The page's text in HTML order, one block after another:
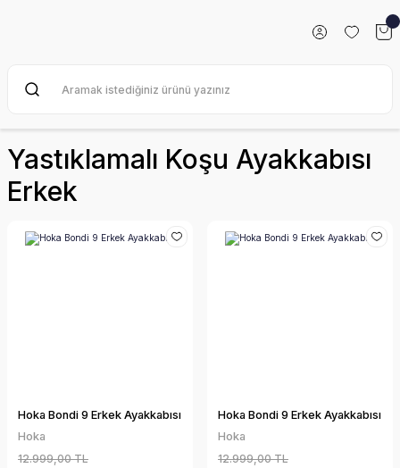
Yastıklamalı Koşu Ayakkabısı
Erkek
Hoka Bondi 9 Erkek Ayakkabısı
Hoka
12.999,00 TL
Hoka Bondi 9 Erkek Ayakkabısı
Hoka
12.999,00 TL